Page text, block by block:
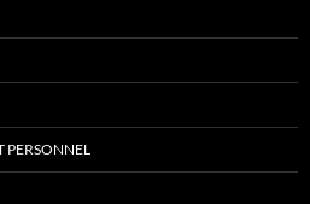
PERSONNEL